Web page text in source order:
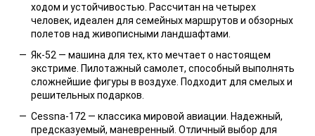
ходом и устойчивостью. Рассчитан на четырех
человек, идеален для семейных маршрутов и обзорных
полетов над живописными ландшафтами.
Як‑52 — машина для тех, кто мечтает о настоящем
экстриме. Пилотажный самолет, способный выполнять
сложнейшие фигуры в воздухе. Подходит для смелых и
решительных подарков.
Cessna‑172 — классика мировой авиации. Надежный,
предсказуемый, маневренный. Отличный выбор для